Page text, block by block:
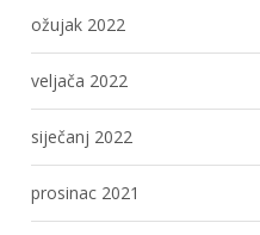
ožujak 2022
veljača 2022
siječanj 2022
prosinac 2021